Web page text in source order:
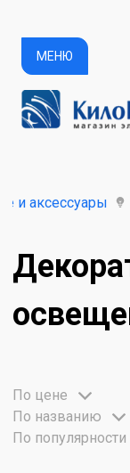
МЕНЮ
и аксессуары
По цене
По названию
По популярности